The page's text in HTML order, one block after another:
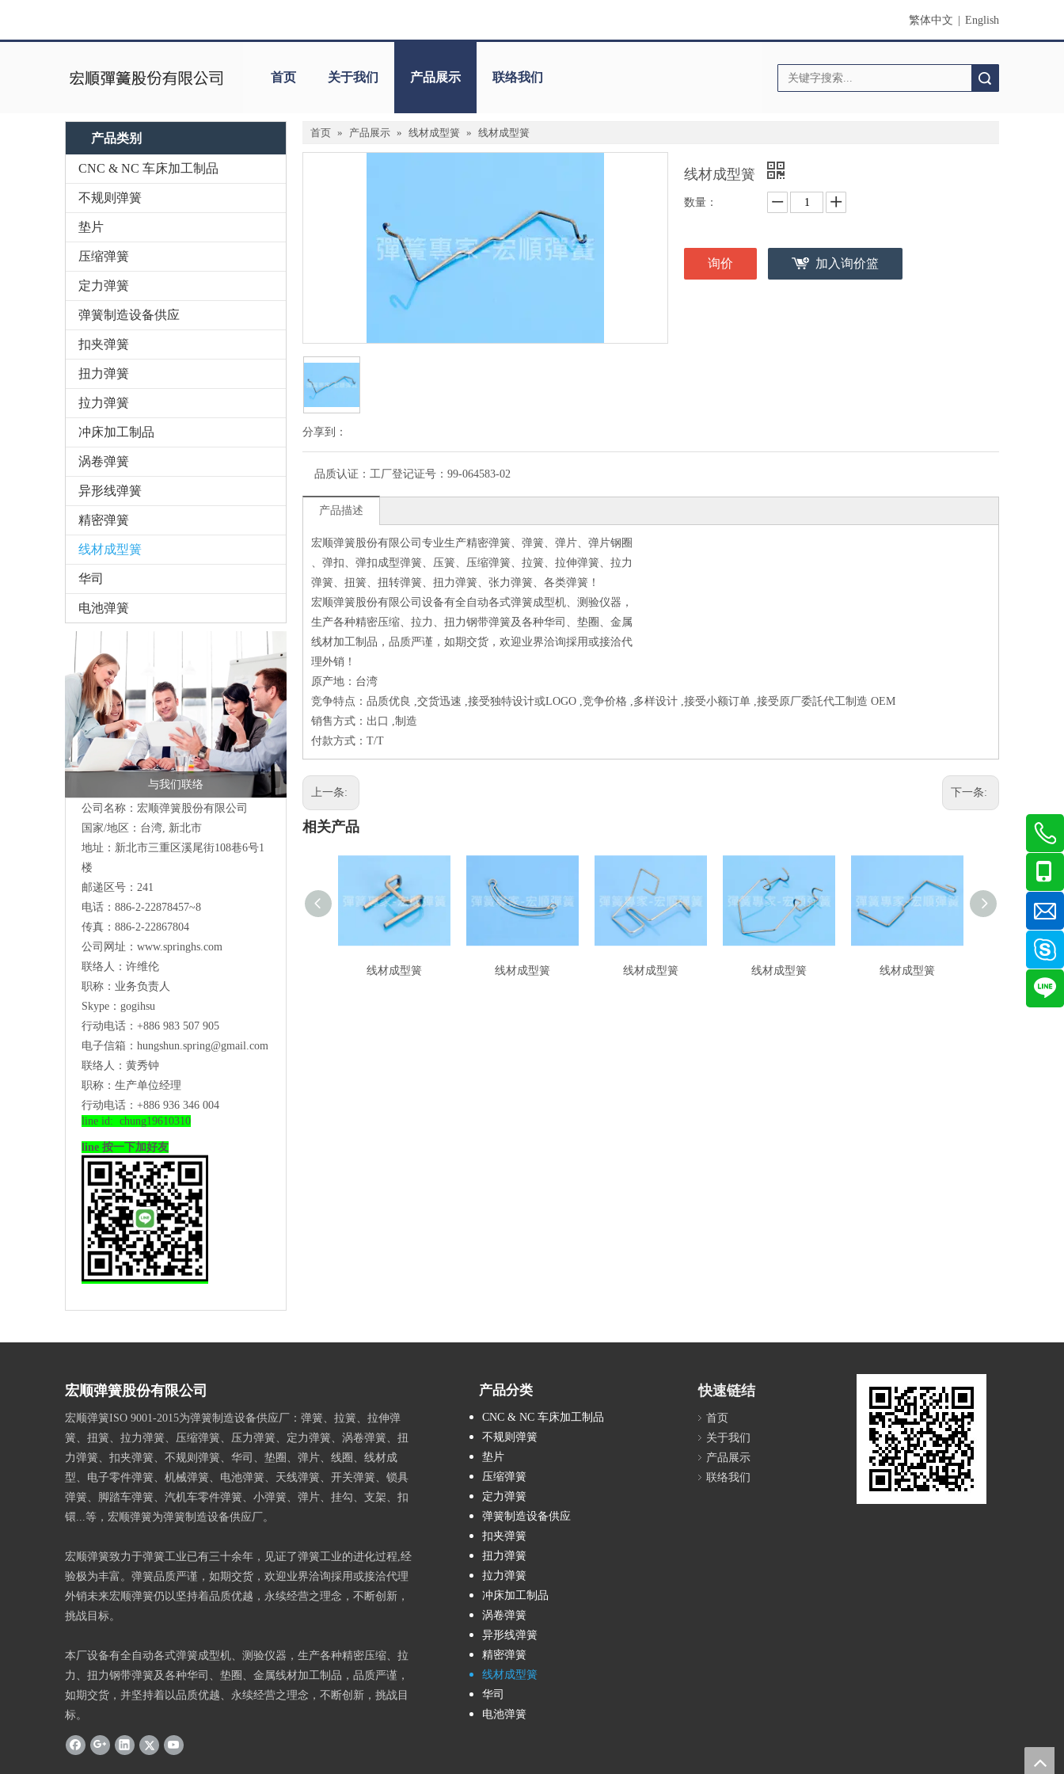
繁体中文 English
首页 关于我们 产品展示 联络我们
产品类别
CNC & NC 车床加工制品
不规则弹簧
垫片
压缩弹簧
定力弹簧
弹簧制造设备供应
扣夹弹簧
扭力弹簧
拉力弹簧
冲床加工制品
涡卷弹簧
异形线弹簧
精密弹簧
线材成型簧
华司
电池弹簧
与我们联络
公司名称：宏顺弹簧股份有限公司
国家/地区：台湾, 新北市
地址：新北市三重区溪尾街108巷6号1
楼
邮递区号：241
电话：886-2-22878457~8
传真：886-2-22867804
公司网址： www.springhs.com
联络人：许维伦
职称：业务负责人
Skype：gogihsu
行动电话：+886 983 507 905
电子信箱： hungshun.spring@gmail.com
联络人：黄秀钟
职称：生产单位经理
行动电话：+886 936 346 004
line id: chung19610310
line 按一下加好友
首页 » 产品展示 » 线材成型簧 » 线材成型簧
分享到：
线材成型簧
数量：
询价 加入询价篮
品质认证： 工厂登记证号：99-064583-02
产品描述
宏顺弹簧股份有限公司专业生产精密弹簧、弹簧、弹片、弹片钢圈
、弹扣、弹扣成型弹簧、压簧、压缩弹簧、拉簧、拉伸弹簧、拉力
弹簧、扭簧、扭转弹簧、扭力弹簧、张力弹簧、各类弹簧！
宏顺弹簧股份有限公司设备有全自动各式弹簧成型机、测验仪器，
生产各种精密压缩、拉力、扭力钢带弹簧及各种华司、垫圈、金属
线材加工制品，品质严谨，如期交货，欢迎业界洽询採用或接洽代
理外销！
原产地：台湾
竞争特点：品质优良 ,交货迅速 ,接受独特设计或LOGO ,竞争价格 ,多样设计 ,接受小额订单 ,接受原厂委託代工制造 OEM
销售方式：出口 ,制造
付款方式：T/T
上一条: 下一条:
相关产品
线材成型簧 线材成型簧 线材成型簧 线材成型簧 线材成型簧 线材成型簧
宏顺弹簧股份有限公司
宏顺弹簧ISO 9001-2015为弹簧制造设备供应厂：弹簧、拉簧、拉伸弹
簧、扭簧、拉力弹簧、压缩弹簧、压力弹簧、定力弹簧、涡卷弹簧、扭
力弹簧、扣夹弹簧、不规则弹簧、华司、垫圈、弹片、线圈、线材成
型、电子零件弹簧、机械弹簧、电池弹簧、天线弹簧、开关弹簧、锁具
弹簧、脚踏车弹簧、汽机车零件弹簧、小弹簧、弹片、挂勾、支架、扣
镮...等，宏顺弹簧为弹簧制造设备供应厂。
宏顺弹簧致力于弹簧工业已有三十余年，见证了弹簧工业的进化过程,经
验极为丰富。弹簧品质严谨，如期交货，欢迎业界洽询採用或接洽代理
外销未来宏顺弹簧仍以坚持着品质优越，永续经营之理念，不断创新，
挑战目标。
本厂设备有全自动各式弹簧成型机、测验仪器，生产各种精密压缩、拉
力、扭力钢带弹簧及各种华司、垫圈、金属线材加工制品，品质严谨，
如期交货，并坚持着以品质优越、永续经营之理念，不断创新，挑战目
标。
产品分类
CNC & NC 车床加工制品
不规则弹簧
垫片
压缩弹簧
定力弹簧
弹簧制造设备供应
扣夹弹簧
扭力弹簧
拉力弹簧
冲床加工制品
涡卷弹簧
异形线弹簧
精密弹簧
线材成型簧
华司
电池弹簧
快速链结
首页
关于我们
产品展示
联络我们